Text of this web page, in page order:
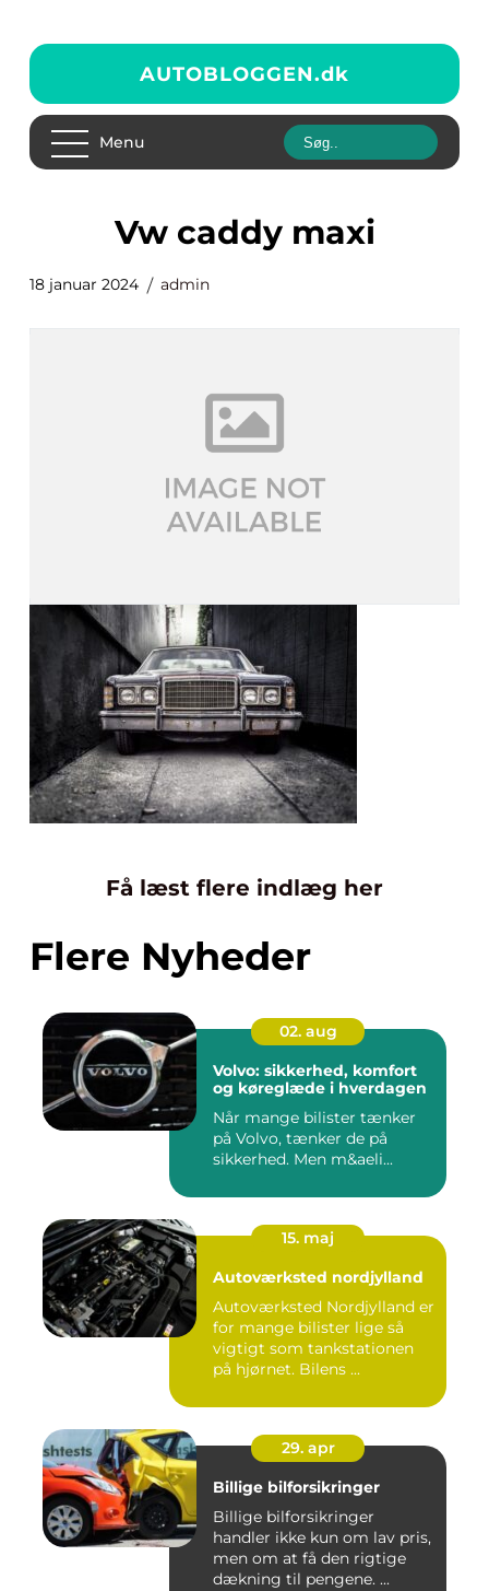
AUTOBLOGGEN.dk
Menu
vw caddy maxi
18 januar 2024 admin
Få læst flere indlæg her
Flere Nyheder
02. aug
Volvo: sikkerhed, komfort
og køreglæde i hverdagen
Når mange bilister tænker
på Volvo, tænker de på
sikkerhed. Men m&aeli...
15. maj
Autoværksted nordjylland
Autoværksted Nordjylland er
for mange bilister lige så
vigtigt som tankstationen
på hjørnet. Bilens ...
29. apr
Billige bilforsikringer
Billige bilforsikringer
handler ikke kun om lav pris,
men om at få den rigtige
dækning til pengene. ...